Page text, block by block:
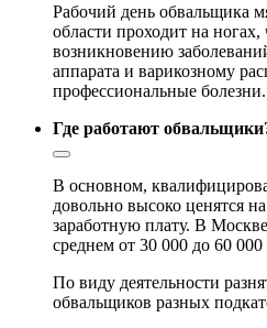
Рабочий день обвальщика
области проходит на
возникновению
аппарата и варикозному
профессиональные болезни.
Где работают
В основном,
довольно высоко ценятся
заработную плату. В
среднем от 30 000 до 60 000
По виду деятельности
обвальщиков разных